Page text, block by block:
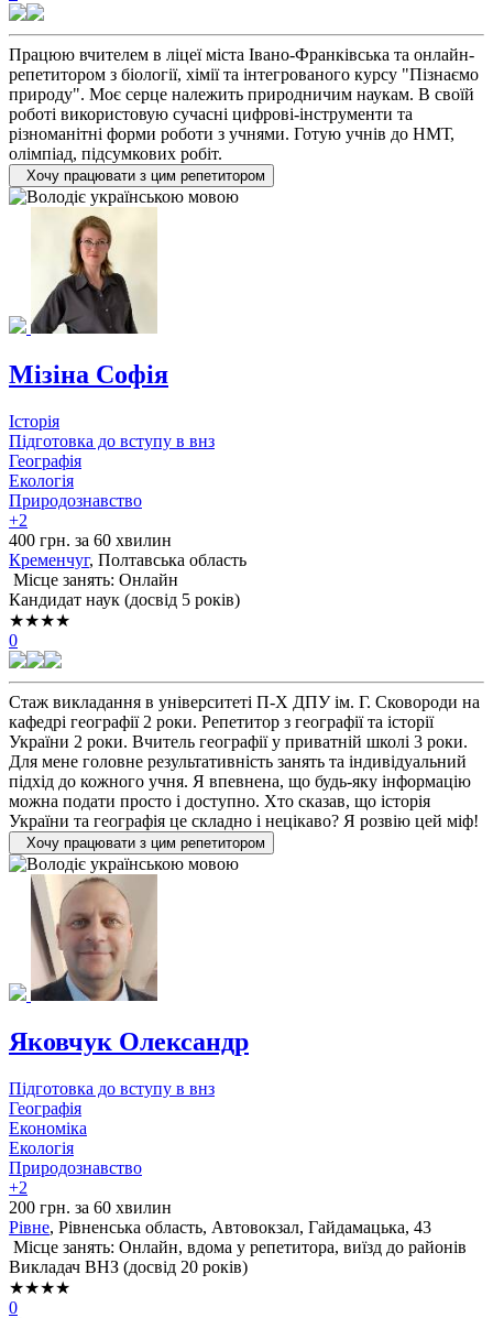
Працюю вчителем в ліцеї міста Івано-Франківська та онлайн-
репетитором з біології, хімії та інтегрованого курсу "Пізнаємо
природу". Моє серце належить природничим наукам. В своїй
роботі використовую сучасні цифрові-інструменти та
різноманітні форми роботи з учнями. Готую учнів до НМТ,
олімпіад, підсумкових робіт.
Хочу працювати з цим репетитором
Мізіна Софія
Історія
Підготовка до вступу в внз
Географія
Екологія
Природознавство
+2
400 грн. за 60 хвилин
Кременчуг, Полтавська область
Місце занять: Онлайн
Кандидат наук (досвід 5 років)
★★★★
0
Стаж викладання в університеті П-Х ДПУ ім. Г. Сковороди на
кафедрі географії 2 роки. Репетитор з географії та історії
України 2 роки. Вчитель географії у приватній школі 3 роки.
Для мене головне результативність занять та індивідуальний
підхід до кожного учня. Я впевнена, що будь-яку інформацію
можна подати просто і доступно. Хто сказав, що історія
України та географія це складно і нецікаво? Я розвію цей міф!
Хочу працювати з цим репетитором
Яковчук Олександр
Підготовка до вступу в внз
Географія
Економіка
Екологія
Природознавство
+2
200 грн. за 60 хвилин
Рівне, Рівненська область, Автовокзал, Гайдамацька, 43
Місце занять: Онлайн, вдома у репетитора, виїзд до районів
Викладач ВНЗ (досвід 20 років)
★★★★
0